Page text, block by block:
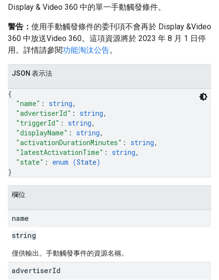
Display & Video 360 中的單一手動觸發條件。
警告： 使用手動觸發條件的委刊項不會再於 Display &Video
360 中放送Video 360。這項資源將於 2023 年 8 月 1 日停
用。詳情請參閱功能淘汰公告。
JSON 表示法
{
"name" : string,
"advertiserId" : string,
"triggerId" : string,
"displayName" : string,
"activationDurationMinutes" : string,
"latestActivationTime" : string,
"state" : enum (State)
}
欄位
name
string
僅供輸出。手動觸發事件的資源名稱。
advertiserId